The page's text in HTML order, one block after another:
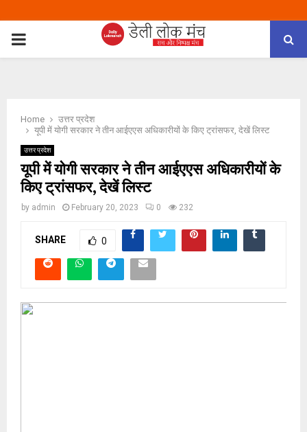
PRIMARY
Home
उत्तर प्रदेश
यूपी में योगी सरकार ने तीन आईएएस अधिकारीयों के किए ट्रांसफर, देखें लिस्ट
उत्तर प्रदेश
यूपी में योगी सरकार ने तीन आईएएस अधिकारीयों के
किए ट्रांसफर, देखें लिस्ट
by admin February 20, 2023 0 232
SHARE 0